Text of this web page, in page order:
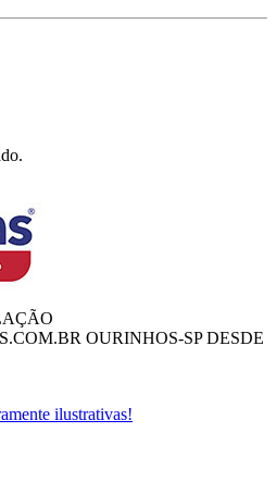
OURINHOS-SP DESDE
ilustrativas!